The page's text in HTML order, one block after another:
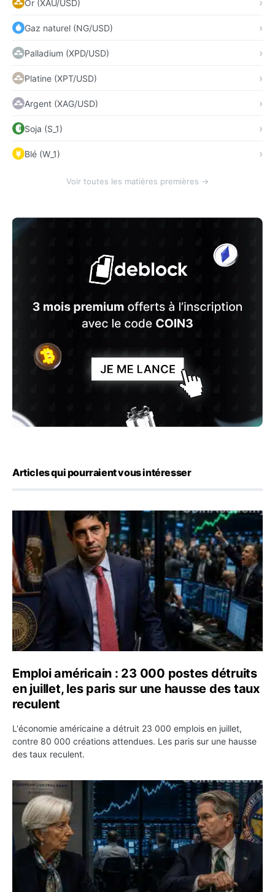
Or (XAU/USD)
Gaz naturel (NG/USD)
Palladium (XPD/USD)
Platine (XPT/USD)
Argent (XAG/USD)
Soja (S_1)
Blé (W_1)
Voir toutes les matières premières →
Articles qui pourraient vous intéresser
Emploi américain : 23 000 postes détruits en juillet, les
Emploi américain : 23 000 postes détruits
en juillet, les paris sur une hausse des taux
reculent
L'économie américaine a détruit 23 000 emplois en juillet,
contre 80 000 créations attendues. Les paris sur une hausse
des taux reculent.
Yen : Washington a vendu des euros sans prévenir la